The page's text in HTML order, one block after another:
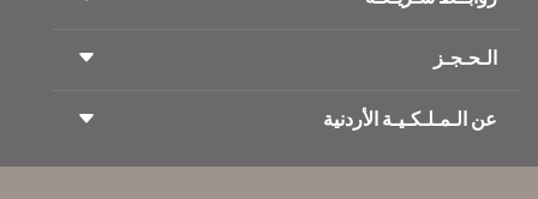
شروط السفر
السفر أثناء الحمل
ذوي الاحتياجات الخاصة
الـحـجـز
حجز القطار
عن الـمـلـكـيـة الأردنية